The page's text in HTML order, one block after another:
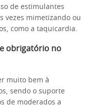
de estimulantes
vezes mimetizando ou
como a taquicardia.
obrigatório no
muito bem à
sendo o suporte
de moderados a